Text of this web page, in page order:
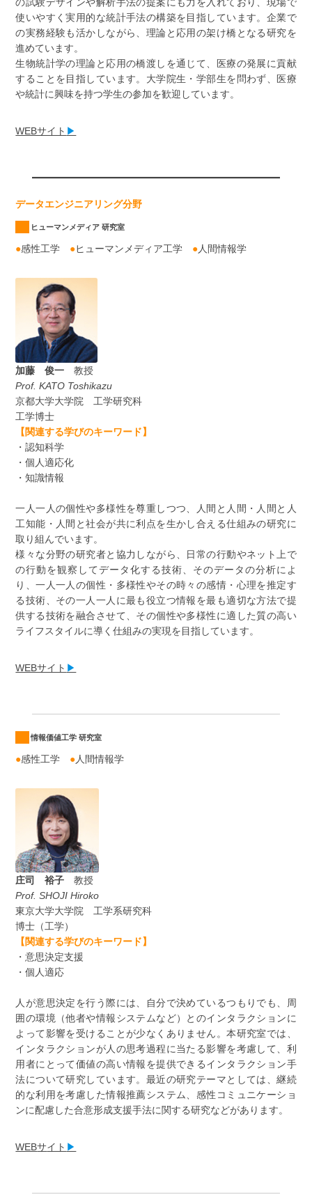
使いやすく実用的な統計手法の構築を目指しています。企業で
の実務経験も活かしながら、理論と応用の架け橋となる研究を
進めています。
生物統計学の理論と応用の橋渡しを通じて、医療の発展に貢献
することを目指しています。大学院生・学部生を問わず、医療
や統計に興味を持つ学生の参加を歓迎しています。
WEBサイト ▶
データエンジニアリング分野
ヒューマンメディア 研究室
●感性工学 ●ヒューマンメディア工学 ●人間情報学
加藤 俊一 教授
Prof. KATO Toshikazu
京都大学大学院 工学研究科
工学博士
【関連する学びのキーワード】
・認知科学
・個人適応化
・知識情報
一人一人の個性や多様性を尊重しつつ、人間と人間・人間と人
工知能・人間と社会が共に利点を生かし合える仕組みの研究に
取り組んでいます。
様々な分野の研究者と協力しながら、日常の行動やネット上で
の行動を観察してデータ化する技術、そのデータの分析によ
り、一人一人の個性・多様性やその時々の感情・心理を推定す
る技術、その一人一人に最も役立つ情報を最も適切な方法で提
供する技術を融合させて、その個性や多様性に適した質の高い
ライフスタイルに導く仕組みの実現を目指しています。
WEBサイト ▶
情報価値工学 研究室
●感性工学 ●人間情報学
庄司 裕子 教授
Prof. SHOJI Hiroko
東京大学大学院 工学系研究科
博士（工学）
【関連する学びのキーワード】
・意思決定支援
・個人適応
人が意思決定を行う際には、自分で決めているつもりでも、周
囲の環境（他者や情報システムなど）とのインタラクションに
よって影響を受けることが少なくありません。本研究室では、
インタラクションが人の思考過程に当たる影響を考慮して、利
用者にとって価値の高い情報を提供できるインタラクション手
法について研究しています。最近の研究テーマとしては、継続
的な利用を考慮した情報推薦システム、感性コミュニケーショ
ンに配慮した合意形成支援手法に関する研究などがあります。
WEBサイト ▶